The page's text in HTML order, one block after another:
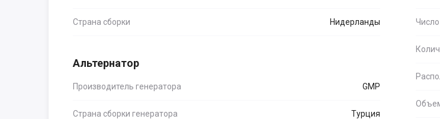
Страна сборки Нидерланды Число
Альтернатор
Производитель генератора GMP
Страна сборки генератора Турция